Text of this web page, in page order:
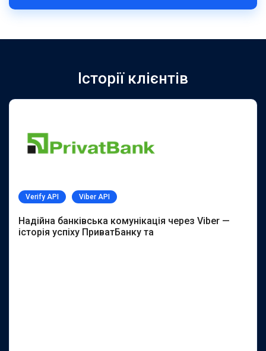
Історії клієнтів
Verify API Viber API
Надійна банківська комунікація через Viber —
історія успіху ПриватБанку та